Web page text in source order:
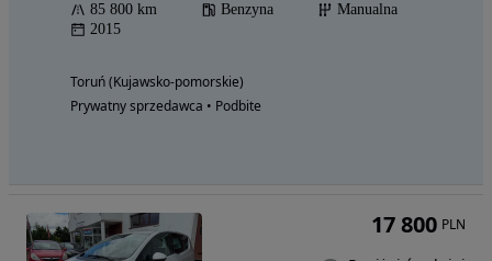
85 800 km Benzyna
Manualna
2015
Toruń (Kujawsko-pomorskie)
Prywatny sprzedawca • Podbite
17 800 PLN